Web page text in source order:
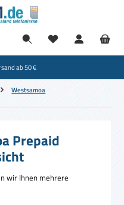
ab 50 €
Westsamoa
Prepaid
wir Ihnen mehrere